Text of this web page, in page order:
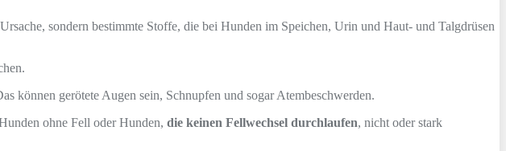
sondern bestimmte Stoffe, die bei Hunden im Speichen, Urin und Haut- und Talgdrüsen
können gerötete Augen sein, Schnupfen und sogar Atembeschwerden.
ohne Fell oder Hunden, die keinen Fellwechsel durchlaufen, nicht oder stark